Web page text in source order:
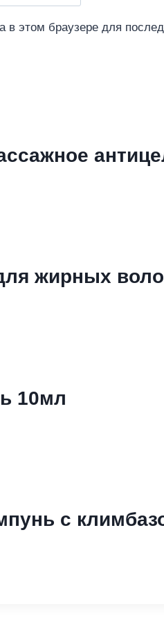
в этом браузере для
жирных
10мл
с